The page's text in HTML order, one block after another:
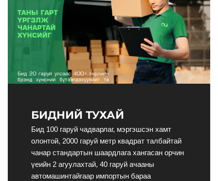
БИДНИЙ ТУХАЙ
Бид 100 гаруй чадварлаг, мэргэшсэн хамт
олонтой, 2000 гаруй метр квадрат талбайтай
чанар стандартын шаардлага хангасан орчин
үеийн 2 агуулахтай, 40 гаруй ачааны
автомашинтайгаар импортын бараа